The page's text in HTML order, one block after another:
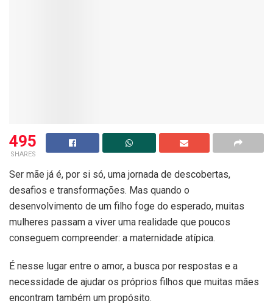
495
SHARES
Ser mãe já é, por si só, uma jornada de descobertas,
desafios e transformações. Mas quando o
desenvolvimento de um filho foge do esperado, muitas
mulheres passam a viver uma realidade que poucos
conseguem compreender: a maternidade atípica.
É nesse lugar entre o amor, a busca por respostas e a
necessidade de ajudar os próprios filhos que muitas mães
encontram também um propósito.